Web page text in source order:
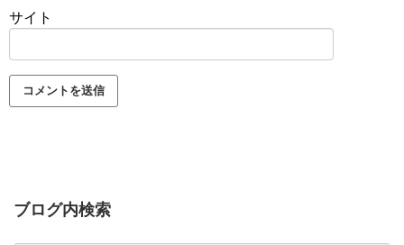
サイト
ブログ内検索